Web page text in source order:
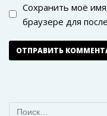
Сохранить моё
браузере для